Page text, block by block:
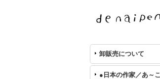
卸販売について
●日本の作家／あ～こ